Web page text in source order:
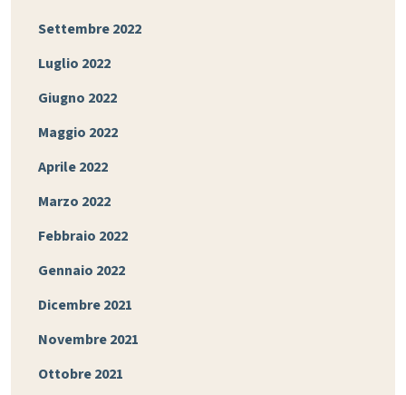
Settembre 2022
Luglio 2022
Giugno 2022
Maggio 2022
Aprile 2022
Marzo 2022
Febbraio 2022
Gennaio 2022
Dicembre 2021
Novembre 2021
Ottobre 2021